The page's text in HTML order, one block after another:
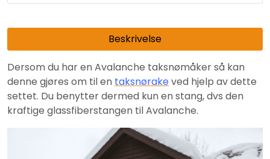
Beskrivelse
Dersom du har en Avalanche taksnømåker så kan
denne gjøres om til en taksnørakeved hjelp av dette
settet. Du benytter dermed kun en stang, dvs den
kraftige glassfiberstangen til Avalanche.